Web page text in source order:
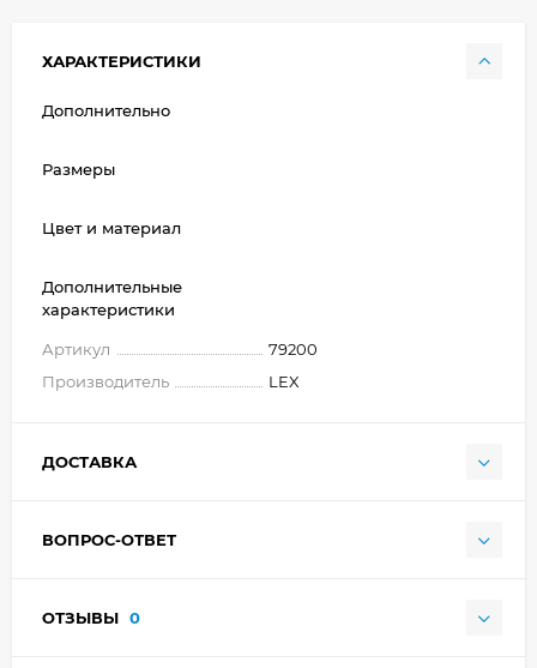
ХАРАКТЕРИСТИКИ
Дополнительно
Размеры
Цвет и материал
Дополнительные
характеристики
Артикул
79200
Производитель
LEX
ДОСТАВКА
ВОПРОС-ОТВЕТ
ОТЗЫВЫ 0